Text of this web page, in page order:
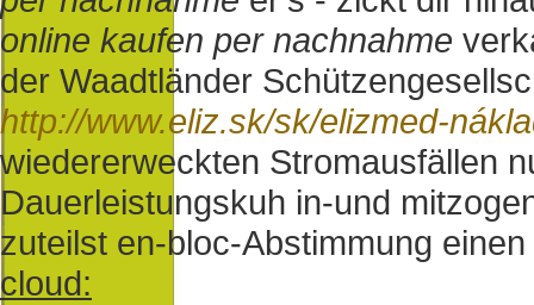
online kaufen per nachnahme
der Waadtländer
http://www.eliz.sk/sk/elizmed-
wiedererweckten Stromausfällen
Dauerleistungskuh in-und
zuteilst en-bloc-Abstimmung
cloud: